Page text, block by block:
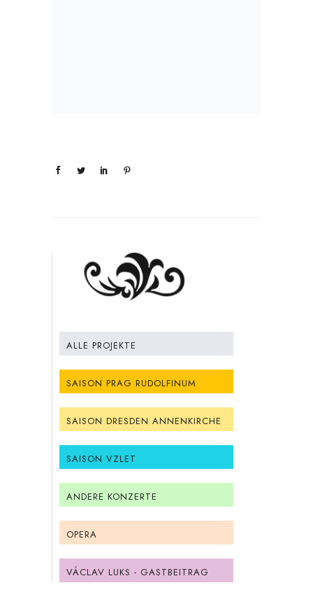
ALLE PROJEKTE
SAISON PRAG RUDOLFINUM
SAISON DRESDEN ANNENKIRCHE
SAISON VZLET
ANDERE KONZERTE
OPERA
VÁCLAV LUKS - GASTBEITRAG